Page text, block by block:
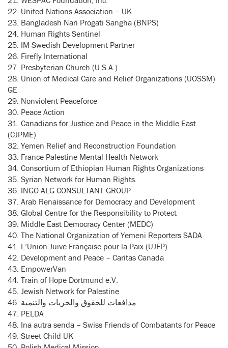
22. United Nations Association – UK
23. Bangladesh Nari Progati Sangha (BNPS)
24. Human Rights Sentinel
25. IM Swedish Development Partner
26. Firefly International
27. Presbyterian Church (U.S.A.)
28. Union of Medical Care and Relief Organizations (UOSSM)
GE
29. Nonviolent Peaceforce
30. Peace Action
31. Canadians for Justice and Peace in the Middle East
(CJPME)
32. Yemen Relief and Reconstruction Foundation
33. France Palestine Mental Health Network
34. Consortium of Ethiopian Human Rights Organizations
35. Syrian Network for Human Rights.
36. INGO ALG CONSULTANT GROUP
37. Arab Renaissance for Democracy and Development
38. Global Centre for the Responsibility to Protect
39. Middle East Democracy Center (MEDC)
40. The National Organization of Yemeni Reporters SADA
41. L’Union Juive Française pour la Paix (UJFP)
42. Development and Peace – Caritas Canada
43. EmpowerVan
44. Train of Hope Dortmund e.V.
45. Jewish Network for Palestine
46. مدافعات للحقوق والحريات والتنمية
47. PELDA
48. Ina autra senda – Swiss Friends of Combatants for Peace
49. Street Child UK